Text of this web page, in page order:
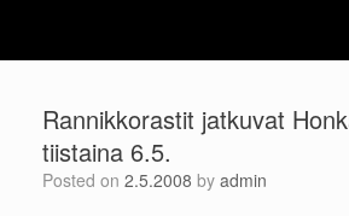
content
Rannikkorastit jatkuvat
tiistaina 6.5.
Posted on 2.5.2008 by admin